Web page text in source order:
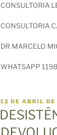
CONSULTORIA
CONSULTORIA
DR MARCELO
WHATSAPP
P
U
12 DE ABRIL